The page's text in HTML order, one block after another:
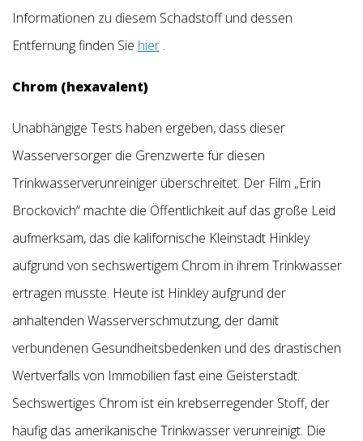
Informationen zu diesem Schadstoff und dessen
Entfernung finden Sie hier .
Chrom (hexavalent)
Unabhängige Tests haben ergeben, dass dieser
Wasserversorger die Grenzwerte für diesen
Trinkwasserverunreiniger überschreitet. Der Film „Erin
Brockovich“ machte die Öffentlichkeit auf das große Leid
aufmerksam, das die kalifornische Kleinstadt Hinkley
aufgrund von sechswertigem Chrom in ihrem Trinkwasser
ertragen musste. Heute ist Hinkley aufgrund der
anhaltenden Wasserverschmutzung, der damit
verbundenen Gesundheitsbedenken und des drastischen
Wertverfalls von Immobilien fast eine Geisterstadt.
Sechswertiges Chrom ist ein krebserregender Stoff, der
häufig das amerikanische Trinkwasser verunreinigt. Die